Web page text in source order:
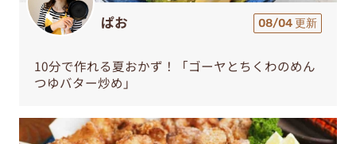
ぱお 08/04 更新
10分で作れる夏おかず！「ゴーヤとちくわのめん
つゆバター炒め」